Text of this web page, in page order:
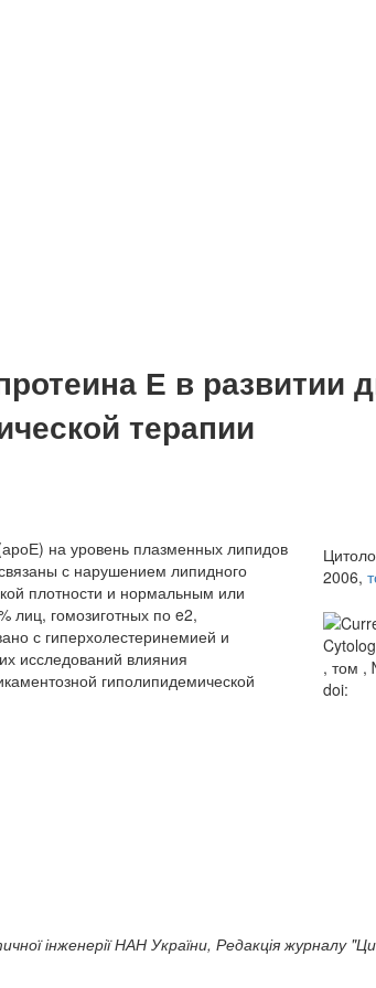
Е в развитии
терапии
на уровень плазменных липидов
с нарушением липидного
плотности и нормальным или
лиц, гомозиготных по e2,
с гиперхолестеринемией и
исследований влияния
гиполипидемической
2006,
, том ,
doi:
інженерії НАН України, Редакція журналу